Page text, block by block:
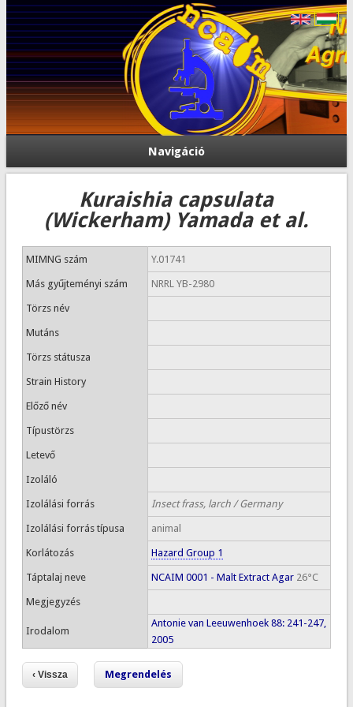
Navigáció
Kuraishia capsulata
(Wickerham) Yamada et al.
MIMNG szám Y.01741
Más gyűjteményi szám NRRL YB-2980
Törzs név
Mutáns
Törzs státusza
Strain History
Előző név
Típustörzs
Letevő
Izoláló
Izolálási forrás Insect frass, larch / Germany
Izolálási forrás típusa animal
Korlátozás Hazard Group 1
Táptalaj neve NCAIM 0001 - Malt Extract Agar26°C
Megjegyzés
Irodalom
Antonie van Leeuwenhoek 88: 241-247,
2005
Megrendelés